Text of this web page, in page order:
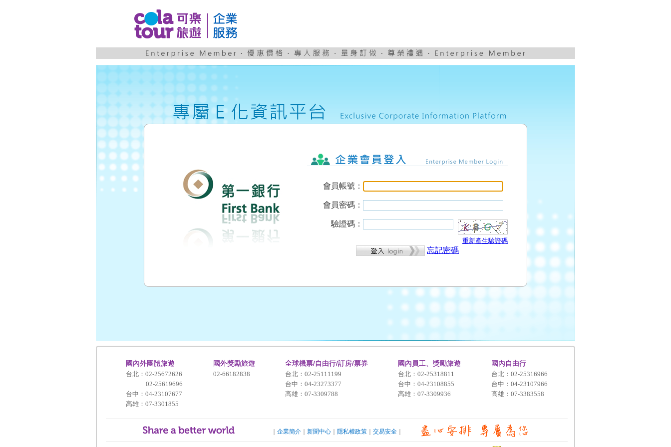
會員帳號：
會員密碼：
驗證碼：
重新產生驗證碼
忘記密碼
國內外團體旅遊
台北：02-25672626
02-25619696
台中：04-23107677
高雄：07-3301855
國外獎勵旅遊
02-66182838
全球機票/自由行/訂房/票券
台北：02-25111199
台中：04-23273377
高雄：07-3309788
國內員工、獎勵旅遊
台北：02-25318811
台中：04-23108855
高雄：07-3309936
國內自由行
台北：02-25316966
台中：04-23107966
高雄：07-3383558
可樂旅遊．企業服務
企業簡介 新聞中心 隱私權政策 交易安全